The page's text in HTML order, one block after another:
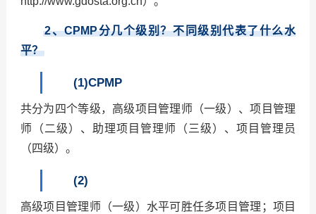
2、CPMP分几个级别？不同级别代表了什么水
平？
(1)CPMP
共分为四个等级，高级项目管理师（一级）、项目管理
师（二级）、助理项目管理师（三级）、项目管理员
（四级）。
(2)
高级项目管理师（一级）水平可胜任多项目管理；项目